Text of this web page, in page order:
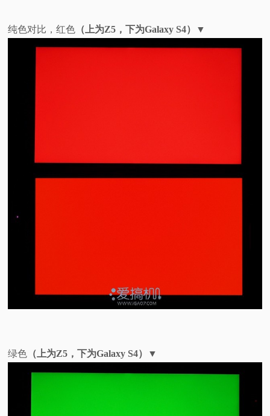
纯色对比，红色 （上为Z5，下为Galaxy S4）▼
绿色 （上为Z5，下为Galaxy S4） ▼